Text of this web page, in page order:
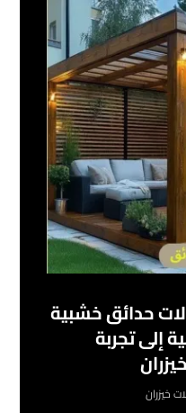
حدائق خشبية
إلى تجربة
خيزران